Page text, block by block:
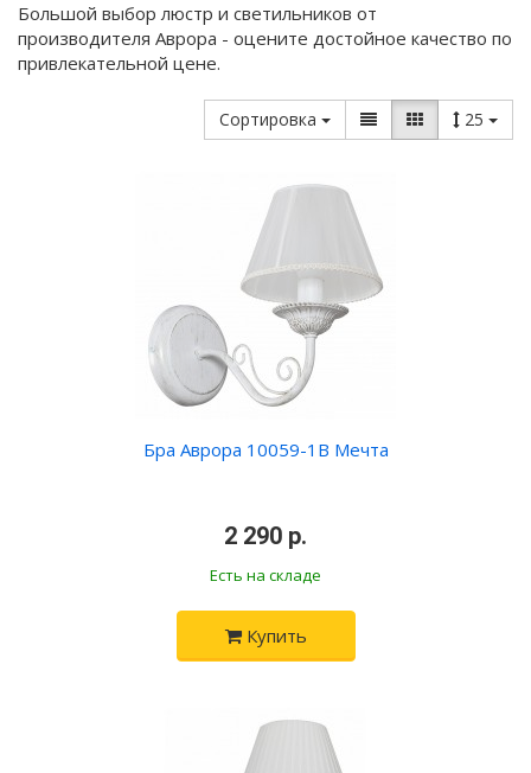
Большой выбор люстр и светильников от
производителя Аврора - оцените достойное качество по
привлекательной цене.
Сортировка 25
Бра Аврора 10059-1B Мечта
2 290 р.
Есть на складе
Купить